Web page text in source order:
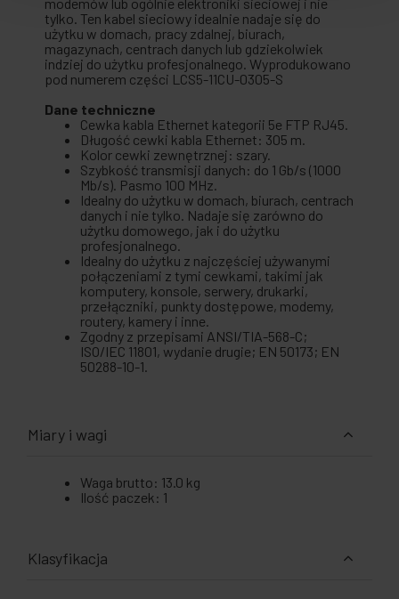
modemów lub ogólnie elektroniki sieciowej i nie
tylko. Ten kabel sieciowy idealnie nadaje się do
użytku w domach, pracy zdalnej, biurach,
magazynach, centrach danych lub gdziekolwiek
indziej do użytku profesjonalnego. Wyprodukowano
pod numerem części LCS5-11CU-0305-S
Dane techniczne
Cewka kabla Ethernet kategorii 5e FTP RJ45.
Długość cewki kabla Ethernet: 305 m.
Kolor cewki zewnętrznej: szary.
Szybkość transmisji danych: do 1 Gb/s (1000
Mb/s). Pasmo 100 MHz.
Idealny do użytku w domach, biurach, centrach
danych i nie tylko. Nadaje się zarówno do
użytku domowego, jak i do użytku
profesjonalnego.
Idealny do użytku z najczęściej używanymi
połączeniami z tymi cewkami, takimi jak
komputery, konsole, serwery, drukarki,
przełączniki, punkty dostępowe, modemy,
routery, kamery i inne.
Zgodny z przepisami ANSI/TIA-568-C;
ISO/IEC 11801, wydanie drugie; EN 50173; EN
50288-10-1.
Miary i wagi
Waga brutto: 13.0 kg
Ilość paczek: 1
Klasyfikacja